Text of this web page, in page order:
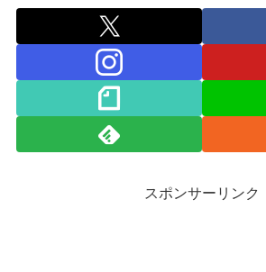
スポンサーリンク